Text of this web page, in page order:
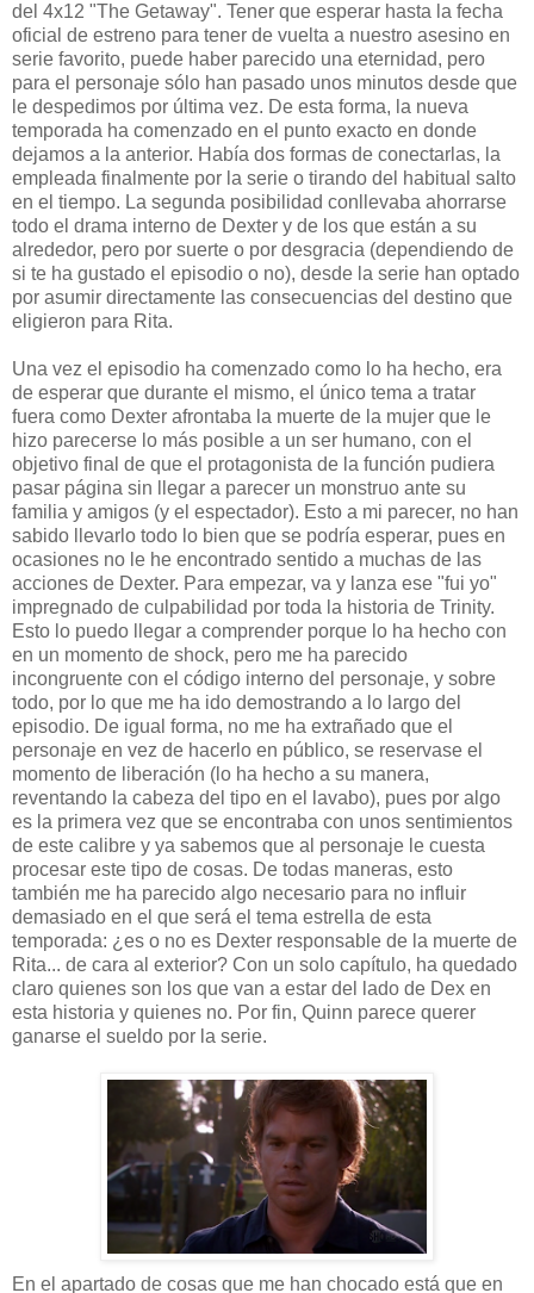
del 4x12 "The Getaway". Tener que esperar hasta la fecha
oficial de estreno para tener de vuelta a nuestro asesino en
serie favorito, puede haber parecido una eternidad, pero
para el personaje sólo han pasado unos minutos desde que
le despedimos por última vez. De esta forma, la nueva
temporada ha comenzado en el punto exacto en donde
dejamos a la anterior. Había dos formas de conectarlas, la
empleada finalmente por la serie o tirando del habitual salto
en el tiempo. La segunda posibilidad conllevaba ahorrarse
todo el drama interno de Dexter y de los que están a su
alrededor, pero por suerte o por desgracia (dependiendo de
si te ha gustado el episodio o no), desde la serie han optado
por asumir directamente las consecuencias del destino que
eligieron para Rita.
Una vez el episodio ha comenzado como lo ha hecho, era
de esperar que durante el mismo, el único tema a tratar
fuera como Dexter afrontaba la muerte de la mujer que le
hizo parecerse lo más posible a un ser humano, con el
objetivo final de que el protagonista de la función pudiera
pasar página sin llegar a parecer un monstruo ante su
familia y amigos (y el espectador). Esto a mi parecer, no han
sabido llevarlo todo lo bien que se podría esperar, pues en
ocasiones no le he encontrado sentido a muchas de las
acciones de Dexter. Para empezar, va y lanza ese "fui yo"
impregnado de culpabilidad por toda la historia de Trinity.
Esto lo puedo llegar a comprender porque lo ha hecho con
en un momento de shock, pero me ha parecido
incongruente con el código interno del personaje, y sobre
todo, por lo que me ha ido demostrando a lo largo del
episodio. De igual forma, no me ha extrañado que el
personaje en vez de hacerlo en público, se reservase el
momento de liberación (lo ha hecho a su manera,
reventando la cabeza del tipo en el lavabo), pues por algo
es la primera vez que se encontraba con unos sentimientos
de este calibre y ya sabemos que al personaje le cuesta
procesar este tipo de cosas. De todas maneras, esto
también me ha parecido algo necesario para no influir
demasiado en el que será el tema estrella de esta
temporada: ¿es o no es Dexter responsable de la muerte de
Rita... de cara al exterior? Con un solo capítulo, ha quedado
claro quienes son los que van a estar del lado de Dex en
esta historia y quienes no. Por fin, Quinn parece querer
ganarse el sueldo por la serie.
En el apartado de cosas que me han chocado está que en